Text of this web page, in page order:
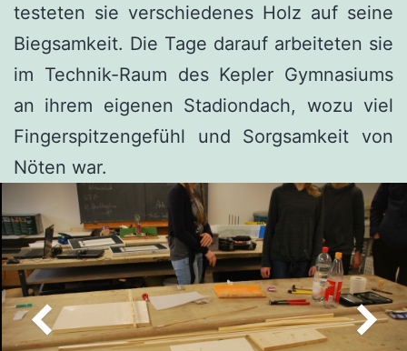
testeten sie verschiedenes Holz auf seine
Biegsamkeit. Die Tage darauf arbeiteten sie
im Technik-Raum des Kepler Gymnasiums
an ihrem eigenen Stadiondach, wozu viel
Fingerspitzengefühl und Sorgsamkeit von
Nöten war.